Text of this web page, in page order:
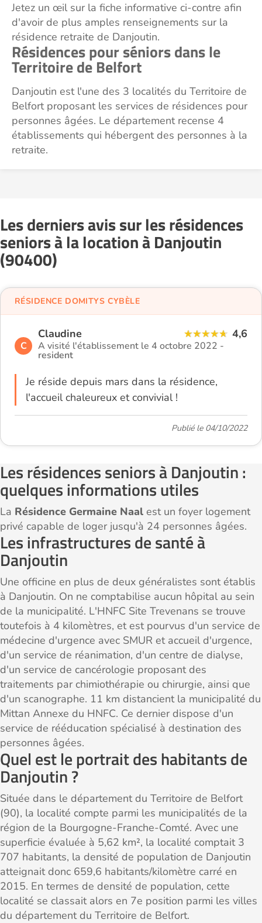
Jetez un œil sur la fiche informative ci-contre afin
d'avoir de plus amples renseignements sur la
résidence retraite de Danjoutin.
Résidences pour séniors dans le
Territoire de Belfort
Danjoutin est l'une des 3 localités du Territoire de
Belfort proposant les services de résidences pour
personnes âgées. Le département recense 4
établissements qui hébergent des personnes à la
retraite.
Les derniers avis sur les résidences
seniors à la location à Danjoutin
(90400)
C
Claudine 4,6
A visité l'établissement le 4 octobre 2022 -
resident
Je réside depuis mars dans la résidence,
l'accueil chaleureux et convivial !
RÉSIDENCE DOMITYS CYBÈLE
Publié le 04/10/2022
Les résidences seniors à Danjoutin :
quelques informations utiles
La Résidence Germaine Naal est un foyer logement
privé capable de loger jusqu'à 24 personnes âgées.
Les infrastructures de santé à
Danjoutin
Une officine en plus de deux généralistes sont établis
à Danjoutin. On ne comptabilise aucun hôpital au sein
de la municipalité. L'HNFC Site Trevenans se trouve
toutefois à 4 kilomètres, et est pourvus d'un service de
médecine d'urgence avec SMUR et accueil d'urgence,
d'un service de réanimation, d'un centre de dialyse,
d'un service de cancérologie proposant des
traitements par chimiothérapie ou chirurgie, ainsi que
d'un scanographe. 11 km distancient la municipalité du
Mittan Annexe du HNFC. Ce dernier dispose d'un
service de rééducation spécialisé à destination des
personnes âgées.
Quel est le portrait des habitants de
Danjoutin ?
Située dans le département du Territoire de Belfort
(90), la localité compte parmi les municipalités de la
région de la Bourgogne-Franche-Comté. Avec une
superficie évaluée à 5,62 km², la localité comptait 3
707 habitants, la densité de population de Danjoutin
atteignait donc 659,6 habitants/kilomètre carré en
2015. En termes de densité de population, cette
localité se classait alors en 7e position parmi les villes
du département du Territoire de Belfort.